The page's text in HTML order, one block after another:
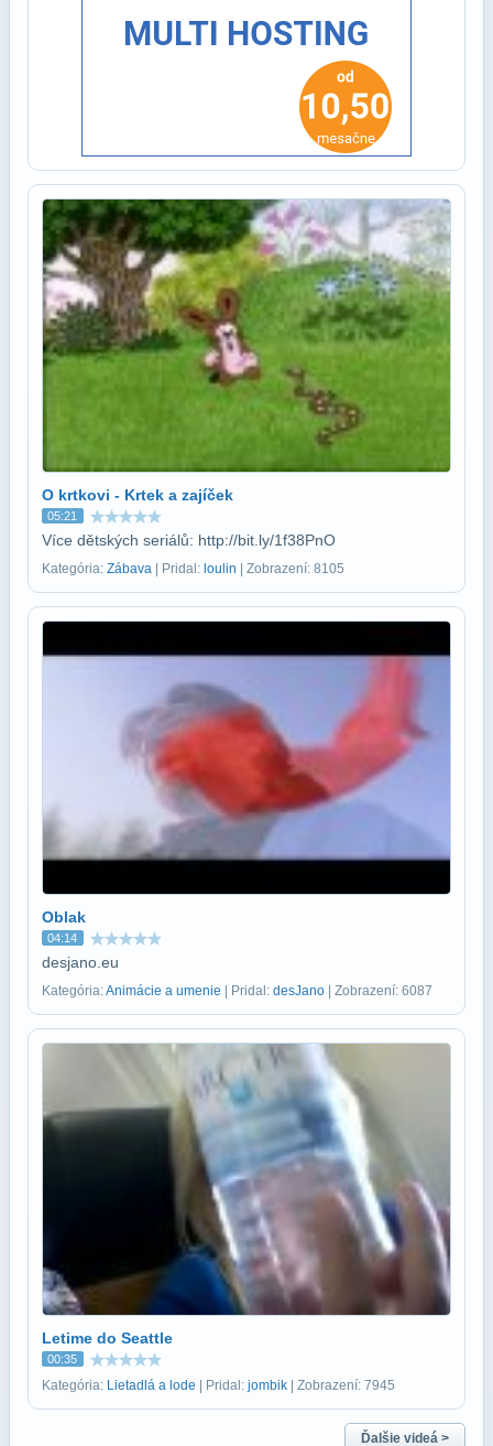
O krtkovi - Krtek a zajíček
05:21
Více dětských seriálů: http://bit.ly/1f38PnO
Kategória: Zábava | Pridal: loulin | Zobrazení: 8105
Oblak
04:14
desjano.eu
Kategória:Animácie a umenie | Pridal: desJano | Zobrazení: 6087
Letime do Seattle
00:35
Kategória: Lietadlá a lode | Pridal: jombik | Zobrazení: 7945
Ďalšie videá >